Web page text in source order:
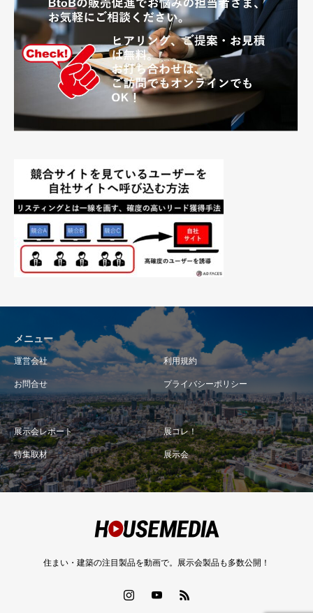
メニュー
運営会社 利用規約
お問合せ プライバシーポリシー
展示会レポート 展コレ！
特集取材 展示会
住まい・建築の注目製品を動画で。展示会製品も多数公開！